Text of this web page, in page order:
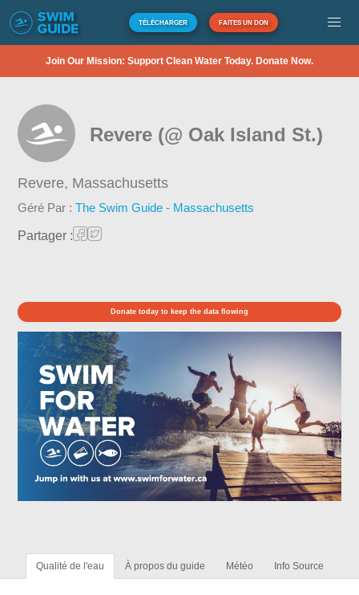
TÉLÉCHARGER FAITES UN DON
Join Our Mission: Support Clean Water Today. Donate Now.
Revere (@ Oak Island St.)
Revere, Massachusetts
Géré Par :The Swim Guide - Massachusetts
Partager :
Donate today to keep the data flowing
Qualité de l'eau À propos du guide Météo Info Source